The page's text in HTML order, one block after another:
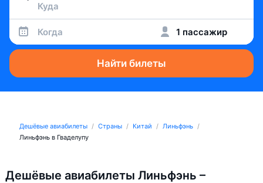
Когда 1 пассажир
Найти билеты
Дешёвые авиабилеты Страны Китай
Линьфэнь
Линьфэнь в Гваделупу
Дешёвые авиабилеты Линьфэнь –